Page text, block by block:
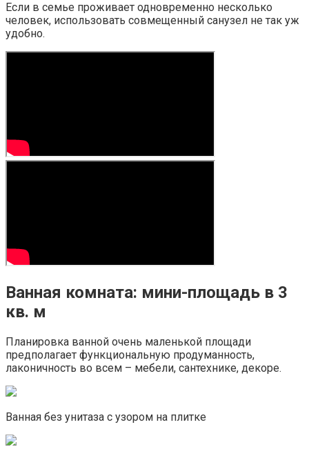
Если в семье проживает одновременно несколько
человек, использовать совмещенный санузел не так уж
удобно.
Ванная комната: мини-площадь в 3
кв. м
Планировка ванной очень маленькой площади
предполагает функциональную продуманность,
лаконичность во всем – мебели, сантехнике, декоре.
Ванная без унитаза с узором на плитке